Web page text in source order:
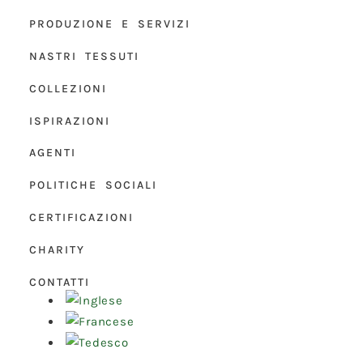
PRODUZIONE E SERVIZI
NASTRI TESSUTI
COLLEZIONI
ISPIRAZIONI
AGENTI
POLITICHE SOCIALI
CERTIFICAZIONI
CHARITY
CONTATTI